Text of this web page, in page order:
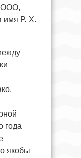
ООО,
Р. Х.
года
якобы